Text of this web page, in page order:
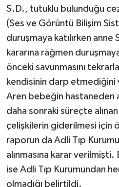
S.D., tutuklu bulunduğu
(Ses ve Görüntü Bilişim
duruşmaya katılırken
kararına rağmen
önceki savunmasını
kendisinin darp etmediğini
Aren bebeğin hastaneden
daha sonraki süreçte
çelişkilerin giderilmesi için
raporun da Adli Tıp
alınmasına karar
ise Adli Tıp Kurumundan
olmadığı belirtildi.